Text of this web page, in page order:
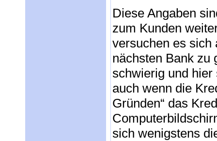
Diese Angaben
zum Kunden
versuchen es sich
nächsten Bank zu
schwierig und hier
auch wenn die
Gründen“ das
sich wenigstens